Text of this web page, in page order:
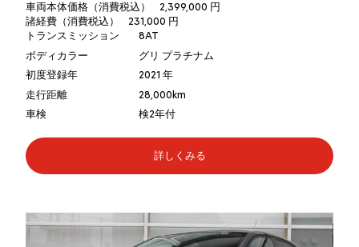
車両本体価格（消費税込）
2,399,000 円
諸経費（消費税込）
231,000 円
トランスミッション
8AT
ボディカラー
グリ プラチナム
初度登録年
2021 年
走行距離
28,000km
車検
検2年付
詳しくみる